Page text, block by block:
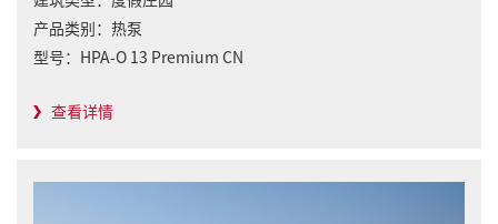
产品类别： 热泵
型号：
HPA-O 13 Premium CN
查看详情